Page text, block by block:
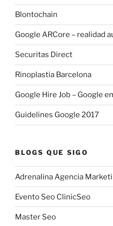
Blontochain
Google ARCore – realidad
Securitas Direct
Rinoplastia Barcelona
Google Hire Job – Google
Guidelines Google 2017
BLOGS QUE SIGO
Adrenalina Agencia
Evento Seo ClinicSeo
Master Seo